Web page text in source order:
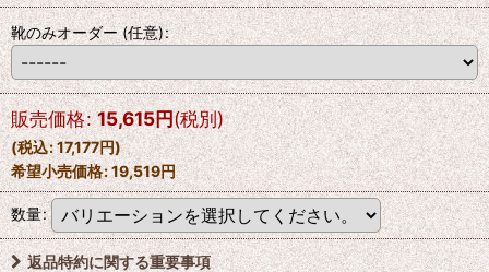
靴のみオーダー(任意):
販売価格: 15,615円(税別)
(税込:17,177円)
希望小売価格:19,519円
数量:
返品特約に関する重要事項